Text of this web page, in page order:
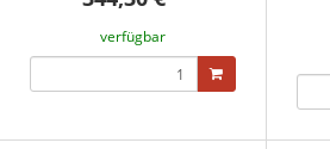
verfügbar